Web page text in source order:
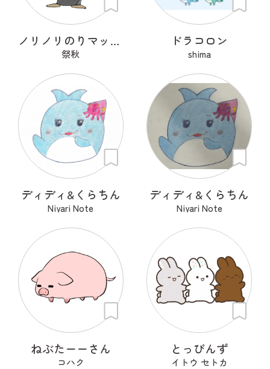
ノリノリのりマッキーさん
祭秋
ドラコロン
shima
ディディ&くらちん
Niyari Note
ディディ&くらちん
Niyari Note
ねぶたーーさん
コハク
とっぴんず
イトウ セトカ